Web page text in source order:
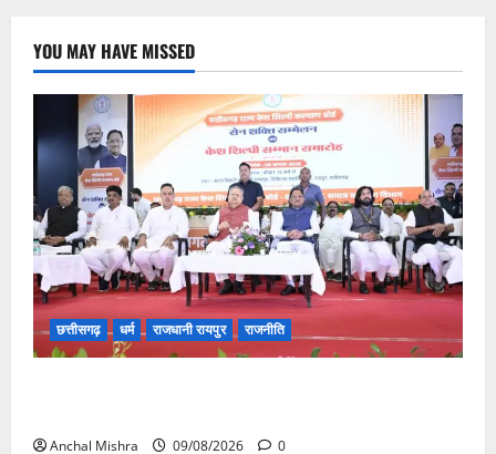
YOU MAY HAVE MISSED
छत्तीसगढ़ धर्म राजधानी रायपुर राजनीति
Anchal Mishra 09/08/2026 0